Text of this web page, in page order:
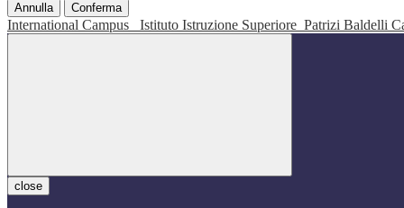
Annulla Conferma
International Campus Istituto Istruzione Superiore Patrizi Baldelli
close